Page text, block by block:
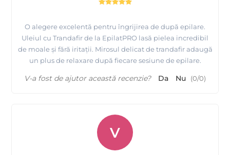
O alegere excelentă pentru îngrijirea de după epilare.
Uleiul cu Trandafir de la EpilatPRO lasă pielea incredibil
de moale și fără iritații. Mirosul delicat de trandafir adaugă
un plus de relaxare după fiecare sesiune de epilare.
V-a fost de ajutor această recenzie? Da Nu (0/0)
V